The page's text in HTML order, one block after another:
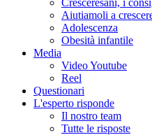
Cresceresani, i
Aiutiamoli a
Adolescenza
Obesità infantile
Media
Video Youtube
Reel
Questionari
L'esperto risponde
Il nostro team
Tutte le risposte